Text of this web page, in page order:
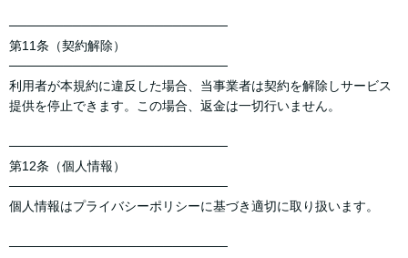
────────────────────────
第11条（契約解除）
────────────────────────
利用者が本規約に違反した場合、当事業者は契約を解除しサービス
提供を停止できます。この場合、返金は一切行いません。
────────────────────────
第12条（個人情報）
────────────────────────
個人情報はプライバシーポリシーに基づき適切に取り扱います。
────────────────────────